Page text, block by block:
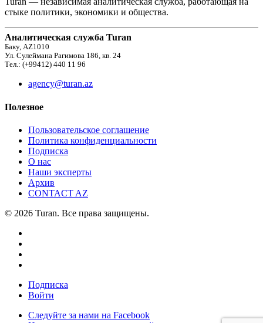
стыке политики, экономики и общества.
Аналитическая служба Turan
Баку, AZ1010
Ул. Сулеймана Рагимова 186, кв. 24
Тел.: (+99412) 440 11 96
agency@turan.az
Полезное
Пользовательское соглашение
Политика конфиденциальности
Подписка
О нас
Наши эксперты
Архив
CONTACT AZ
© 2026 Turan. Все права защищены.
Подписка
Войти
Следуйте за нами на Facebook